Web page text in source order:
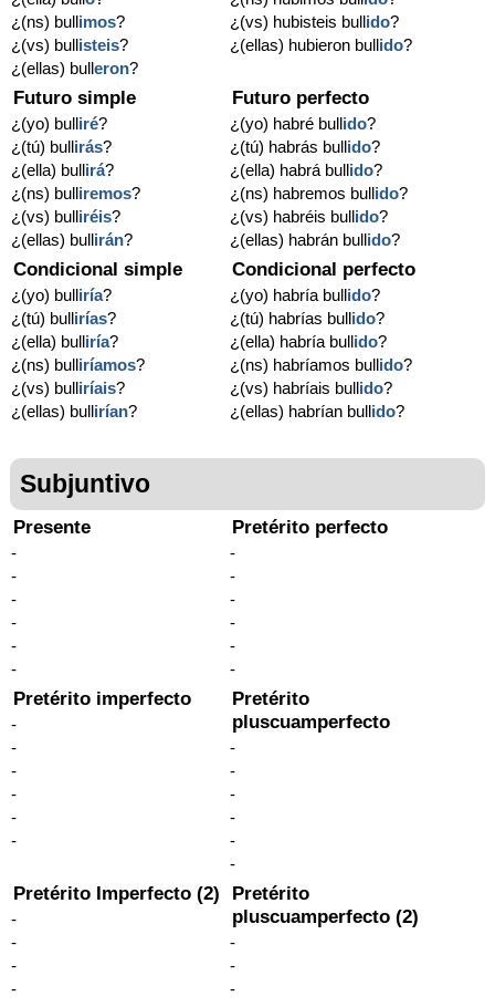
¿(ns) bullimos?
¿(vs) bullisteis?
¿(ellas) bulleron?
¿(vs) hubisteis bullido?
¿(ellas) hubieron bullido?
Futuro simple
¿(yo) bulliré?
¿(tú) bullirás?
¿(ella) bullirá?
¿(ns) bulliremos?
¿(vs) bulliréis?
¿(ellas) bullirán?
Futuro perfecto
¿(yo) habré bullido?
¿(tú) habrás bullido?
¿(ella) habrá bullido?
¿(ns) habremos bullido?
¿(vs) habréis bullido?
¿(ellas) habrán bullido?
Condicional simple
¿(yo) bulliría?
¿(tú) bullirías?
¿(ella) bulliría?
¿(ns) bulliríamos?
¿(vs) bulliríais?
¿(ellas) bullirían?
Condicional perfecto
¿(yo) habría bullido?
¿(tú) habrías bullido?
¿(ella) habría bullido?
¿(ns) habríamos bullido?
¿(vs) habríais bullido?
¿(ellas) habrían bullido?
Subjuntivo
Presente
-
-
-
-
-
-
Pretérito perfecto
-
-
-
-
-
-
Pretérito imperfecto
-
-
-
-
-
-
Pretérito
pluscuamperfecto
-
-
-
-
-
-
Pretérito Imperfecto (2)
-
-
-
-
Pretérito
pluscuamperfecto (2)
-
-
-